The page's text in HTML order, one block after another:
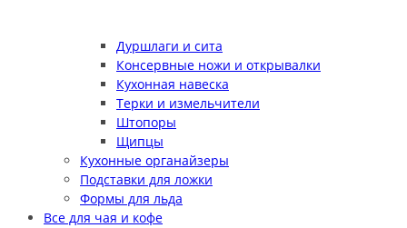
Дуршлаги и сита
Консервные ножи и открывалки
Кухонная навеска
Терки и измельчители
Штопоры
Щипцы
Кухонные органайзеры
Подставки для ложки
Формы для льда
Все для чая и кофе